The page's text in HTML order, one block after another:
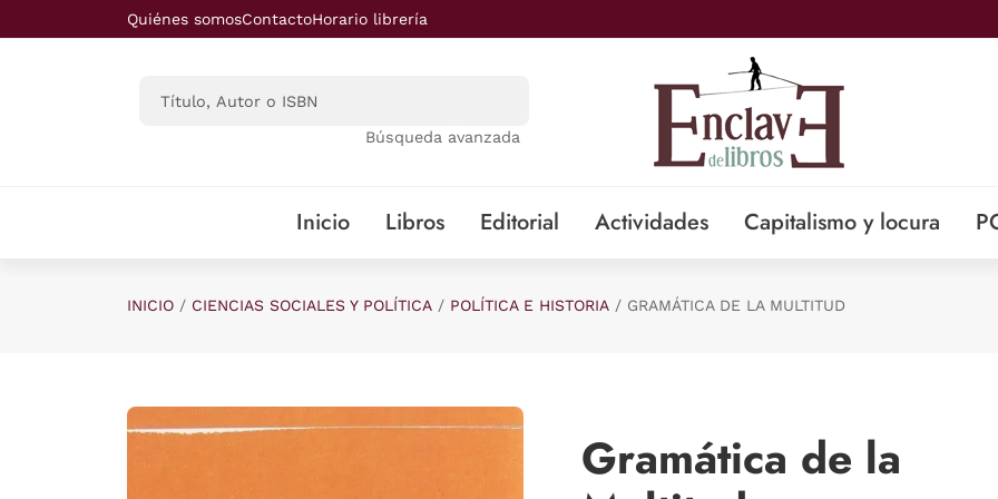
Saltar al contenido principal
Quiénes somosContactoHorario librería
Búsqueda avanzada
Inicio Libros Editorial Actividades Capitalismo y locura
INICIO CIENCIAS SOCIALES Y POLÍTICA POLÍTICA E HISTORIA GRAMÁTICA DE LA MULTITUD
Gramática de la